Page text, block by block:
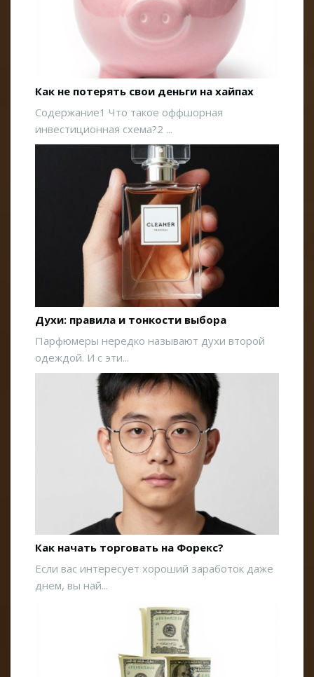
Как не потерять свои деньги на хайпах
Содержание1 Что такое оффшорная
инвестиционная схема?2 ...
Духи: правила и тонкости выбора
Парфюмеры нередко называют духи второй
одеждой. И с эти...
Как начать торговать на Форекс?
Если вас интересует хороший заработок даже
днем, вы най...